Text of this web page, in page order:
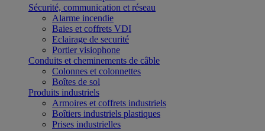
Sécurité, communication et réseau
Alarme incendie
Baies et coffrets VDI
Eclairage de securité
Portier visiophone
Conduits et cheminements de câble
Colonnes et colonnettes
Boîtes de sol
Produits industriels
Armoires et coffrets industriels
Boîtiers industriels plastiques
Prises industrielles